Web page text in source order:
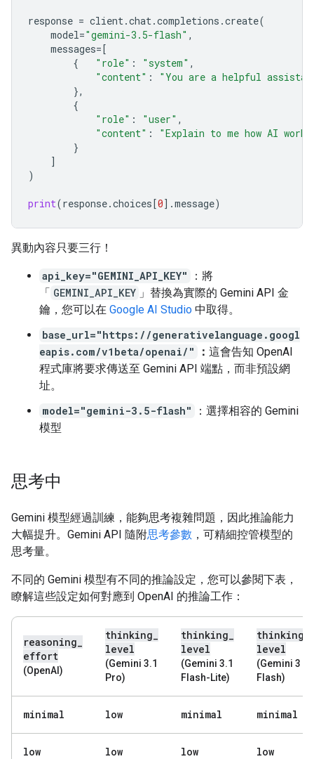
response = client.chat.completions .create(
model="gemini-3.5-flash" ,
messages=[
{
"role" : "system" ,
"content" :
"You are a helpful
},
{
"role" : "user" ,
"content" :
"Explain to me how AI
}
]
)
print(response.choices[0] .message)
異動內容只要三行！
api_key="GEMINI_API_KEY"
：將
「 GEMINI_API_KEY 」替換為實際的 Gemini API 金
鑰，您可以在 Google AI Studio 中取得。
base_url="https://generativelanguage.googl
eapis.com/v1beta/openai/"
： 這會告知 OpenAI
程式庫將要求傳送至 Gemini API 端點，而非預設網
址。
model="gemini-3.5-flash"
：選擇相容的 Gemini
模型
思考中
Gemini 模型經過訓練，能夠思考複雜問題，因此推論能力
大幅提升。Gemini API 隨附思考參數 ，可精細控管模型的
思考量。
不同的 Gemini 模型有不同的推論設定，您可以參閱下表，
瞭解這些設定如何對應到 OpenAI 的推論工作：
reasoning
effort
(OpenAI)
thinking
level
(Gemini 3.1
Pro)
thinking
level
(Gemini 3.1
Flash-Lite)
thinking
level
(Gemini 3
Flash)
minimal low minimal minimal
low low low low